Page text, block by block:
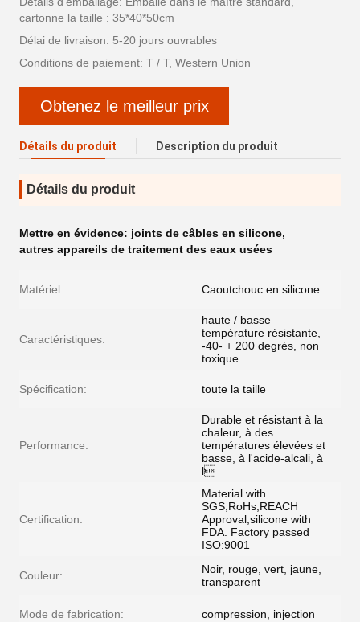
cartonne la taille : 35*40*50cm
Délai de livraison: 5-20 jours ouvrables
Conditions de paiement: T / T, Western Union
Obtenez le meilleur prix
Détails du produit Description du produit
Détails du produit
Mettre en évidence: joints de câbles en silicone,
autres appareils de traitement des eaux usées
Matériel: Caoutchouc en silicone
Caractéristiques:
haute / basse
température résistante,
-40- + 200 degrés, non
toxique
Spécification: toute la taille
Performance:
Durable et résistant à la
chaleur, à des
températures élevées et
basse, à l'acide-alcali, à
l
Certification:
Material with
SGS,RoHs,REACH
Approval,silicone with
FDA. Factory passed
ISO:9001
Couleur:
Noir, rouge, vert, jaune,
transparent
Mode de fabrication: compression, injection